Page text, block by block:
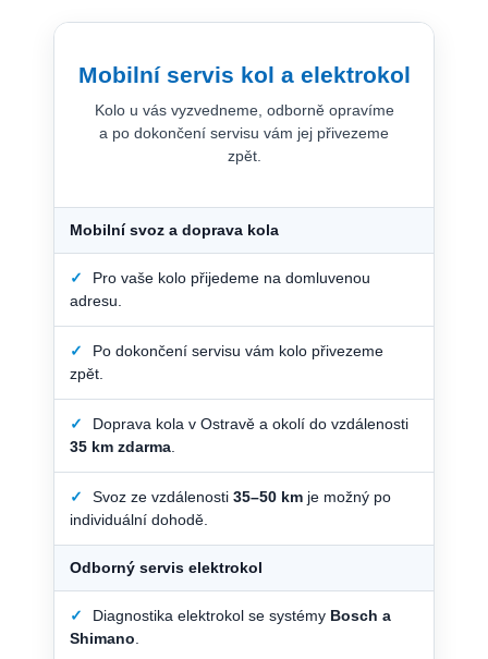
Mobilní servis kol a elektrokol
Kolo u vás vyzvedneme, odborně opravíme
a po dokončení servisu vám jej přivezeme
zpět.
Mobilní svoz a doprava kola
✓
Pro vaše kolo přijedeme na domluvenou
adresu.
✓
Po dokončení servisu vám kolo přivezeme
zpět.
✓
Doprava kola v Ostravě a okolí do vzdálenosti
35 km zdarma
✓ Svoz ze vzdálenosti 35–50 km je možný po
individuální dohodě.
Odborný servis elektrokol
✓ Diagnostika elektrokol se systémy Bosch a
Shimano